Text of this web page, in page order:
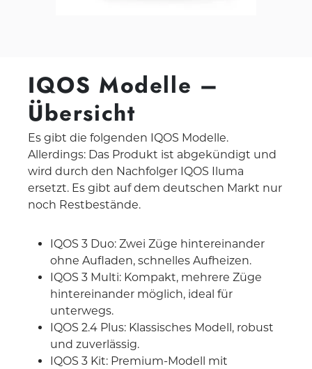
IQOS Modelle –
Übersicht
Es gibt die folgenden IQOS Modelle.
Allerdings: Das Produkt ist abgekündigt und
wird durch den Nachfolger IQOS Iluma
ersetzt. Es gibt auf dem deutschen Markt nur
noch Restbestände.
IQOS 3 Duo: Zwei Züge hintereinander
ohne Aufladen, schnelles Aufheizen.
IQOS 3 Multi: Kompakt, mehrere Züge
hintereinander möglich, ideal für
unterwegs.
IQOS 2.4 Plus: Klassisches Modell, robust
und zuverlässig.
IQOS 3 Kit: Premium-Modell mit